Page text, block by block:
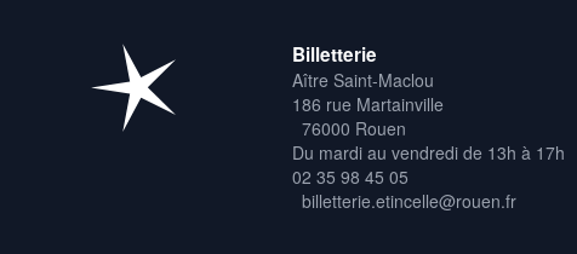
Billetterie
Aître Saint-Maclou
186 rue Martainville
76000 Rouen
Du mardi au vendredi de 13h à 17h
02 35 98 45 05
billetterie.etincelle@rouen.fr